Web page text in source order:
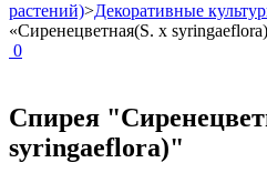
растений)>Декоративные
«Сиренецветная(S. x
0
Спирея
syringaeflora)"